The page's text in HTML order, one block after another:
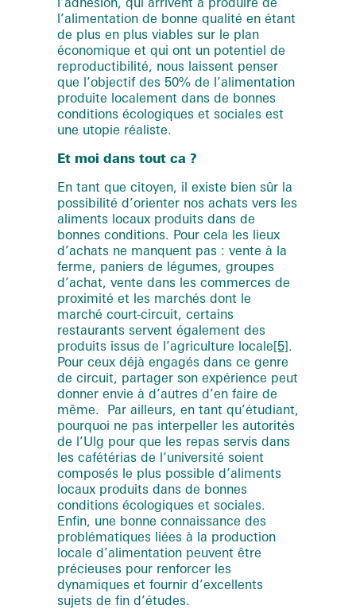
l’alimentation de bonne qualité en étant
de plus en plus viables sur le plan
économique et qui ont un potentiel de
reproductibilité, nous laissent penser
que l’objectif des 50% de l’alimentation
produite localement dans de bonnes
conditions écologiques et sociales est
une utopie réaliste.
Et moi dans tout ca ?
En tant que citoyen, il existe bien sûr la
possibilité d’orienter nos achats vers les
aliments locaux produits dans de
bonnes conditions. Pour cela les lieux
d’achats ne manquent pas : vente à la
ferme, paniers de légumes, groupes
d’achat, vente dans les commerces de
proximité et les marchés dont le
marché court-circuit, certains
restaurants servent également des
produits issus de l’agriculture locale[5].
Pour ceux déjà engagés dans ce genre
de circuit, partager son expérience peut
donner envie à d’autres d’en faire de
même. Par ailleurs, en tant qu’étudiant,
pourquoi ne pas interpeller les autorités
de l’Ulg pour que les repas servis dans
les cafétérias de l’université soient
composés le plus possible d’aliments
locaux produits dans de bonnes
conditions écologiques et sociales.
Enfin, une bonne connaissance des
problématiques liées à la production
locale d’alimentation peuvent être
précieuses pour renforcer les
dynamiques et fournir d’excellents
sujets de fin d’études.